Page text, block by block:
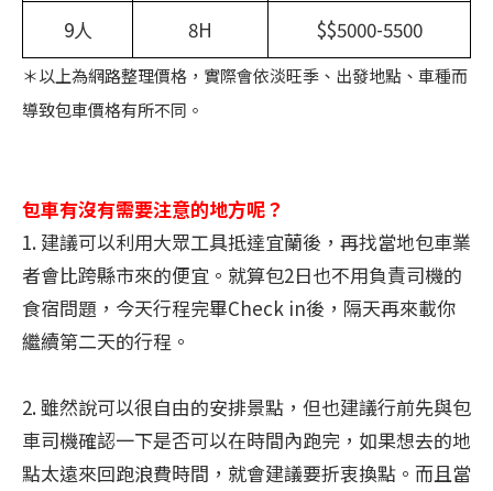
9人 8H $$5000-5500
＊以上為網路整理價格，實際會依淡旺季、出發地點、車種而
導致包車價格有所不同。
包車有沒有需要注意的地方呢？
1. 建議可以利用大眾工具抵達宜蘭後，再找當地包車業
者會比跨縣市來的便宜。就算包2日也不用負責司機的
食宿問題，今天行程完畢Check in後，隔天再來載你
繼續第二天的行程。
2. 雖然說可以很自由的安排景點，但也建議行前先與包
車司機確認一下是否可以在時間內跑完，如果想去的地
點太遠來回跑浪費時間，就會建議要折衷換點。而且當